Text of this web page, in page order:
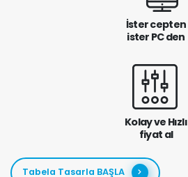
İster cepten
ister PC den
Kolay ve Hızlı
fiyat al
Tabela Tasarla BAŞLA